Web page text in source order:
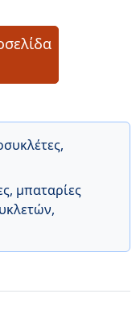
,
, μπαταρίες
,